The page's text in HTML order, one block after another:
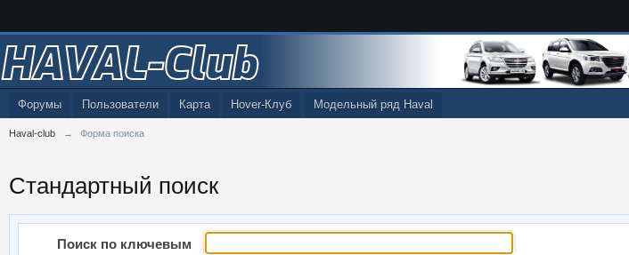
HAVAL-Club
Карта Hover-Клуб Модельный ряд Haval
Форумы Пользователи
Haval-club → Форма поиска
Стандартный поиск
Поиск по ключевым